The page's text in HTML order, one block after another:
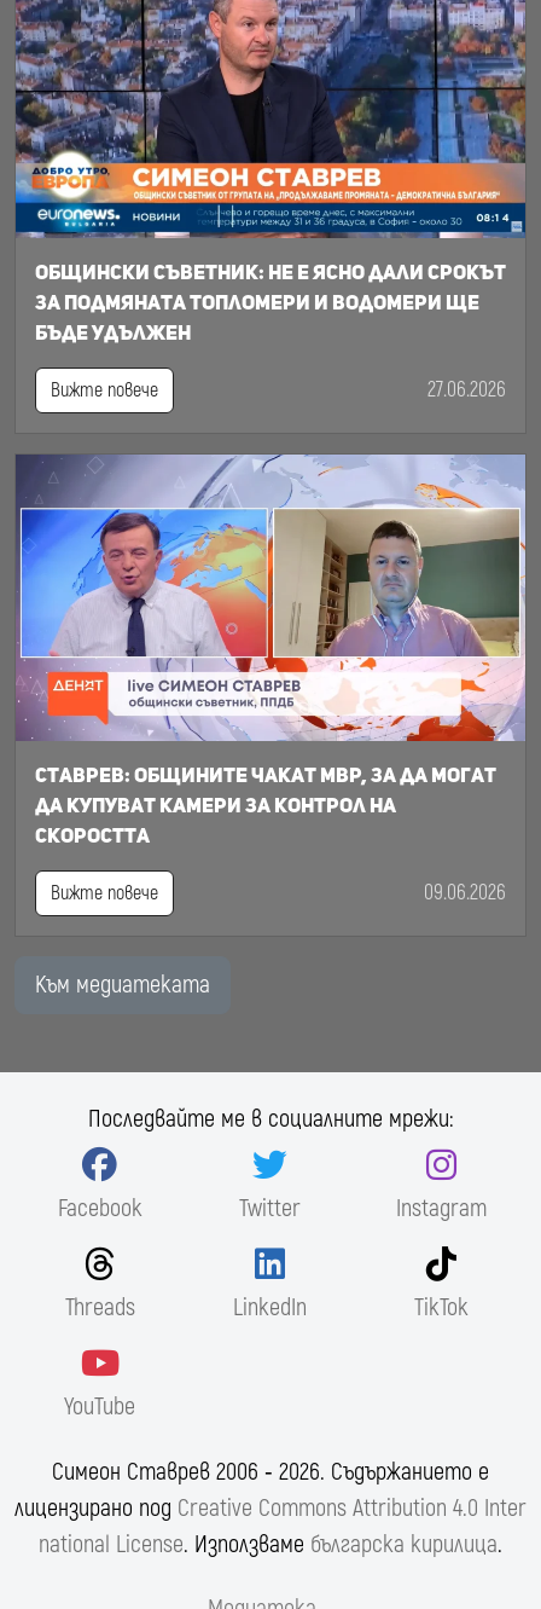
Общински съветник: Не е ясно дали срокът
за подмяната топломери и водомери ще
бъде удължен
Вижте повече 27.06.2026
Ставрев: общините чакат МВР, за да могат
да купуват камери за контрол на
скоростта
Вижте повече 09.06.2026
Към медиатеката
Последвайте ме в социалните мрежи:
Facebook Twitter Instagram
Threads LinkedIn TikTok
YouTube
Симеон Ставрев 2006 ‐ 2026. Съдържанието е
лицензирано под Creative Commons Attribution 4.0 Inter
national License. Използваме българска кирилица.